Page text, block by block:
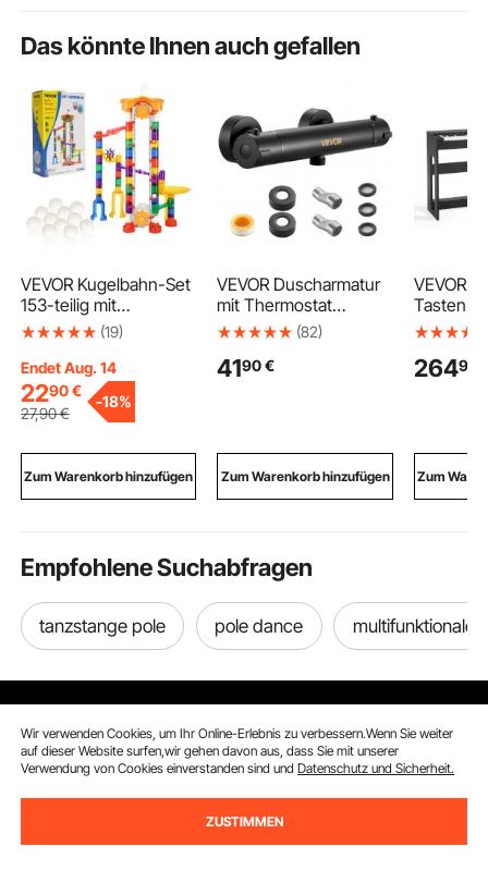
Das könnte Ihnen auch gefallen
VEVOR Kugelbahn-Set
153-teilig mit
motorisiertem Aufzug,
Murmel-Labyrinth,
Baustein-Denkspiel,
pädagogisches
Lernrennbahn-MINT-
Spielzeug, für Kinder
ab 3 Jahren
(19)
Endet Aug. 14
2290€
27,90€
-18%
Zum Warenkorb hinzufügen
VEVOR Duscharmatur
mit Thermostat
Brausemischer
Sicherheitsschloss,
e für Badezimmer
Wohnmobil Hotel
(82)
4190 €
Zum Warenkorb hinzufügen
VEVOR
Tasten
280
26490
Zum
Empfohlene Suchabfragen
tanzstange pole pole dance multifunktionale
E-Mail Adresse Abonnieren
Wir verwenden Cookies, um Ihr Online-Erlebnis zu verbessern.Wenn Sie weiter
auf dieser Website surfen,wir gehen davon aus, dass Sie mit unserer
Verwendung von Cookies einverstanden sind undDatenschutz und Sicherheit.
ZUSTIMMEN